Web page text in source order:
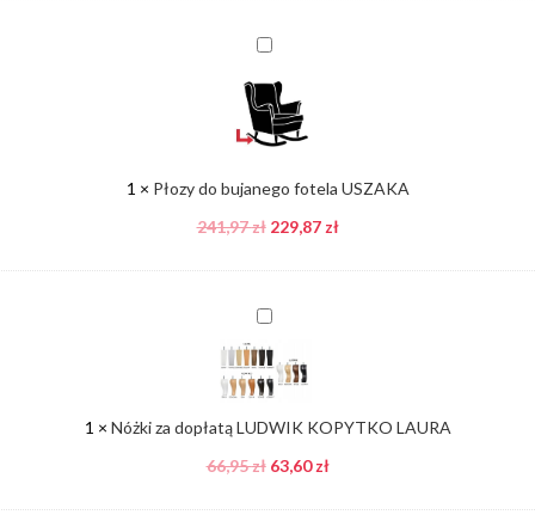
Płozy
bujanego
fotela
USZAKA
1 × Płozy do bujanego fotela USZAKA
241,97zł 229,87 zł
Nóżki
dopłatą
LUDWIK
KOPYTKO
1 × Nóżki za dopłatą LUDWIK KOPYTKO LAURA
66,95zł 63,60zł